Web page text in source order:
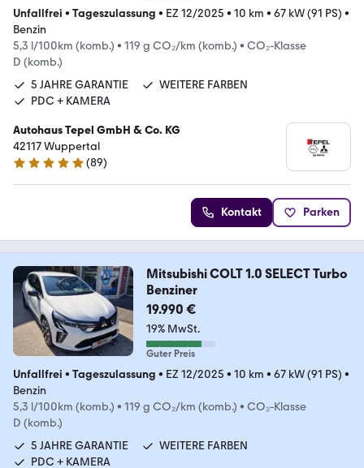
Unfallfrei • Tageszulassung • EZ 12/2025 • 10 km • 67 kW (91 PS) •
Benzin
5,3 l/100km (komb.) • 119 g CO₂/km (komb.) • CO₂-Klasse
D (komb.)
5 JAHRE GARANTIE
WEITERE FARBEN
PDC + KAMERA
Autohaus Tepel GmbH & Co. KG
42117 Wuppertal
4.8 Sterne
(89)
Kontakt Parken
Mitsubishi COLT 1.0 SELECT Turbo
Benziner
19.990 €
19% MwSt.
Guter Preis
Unfallfrei • Tageszulassung • EZ 12/2025 • 10 km • 67 kW (91 PS) •
Benzin
5,3 l/100km (komb.) • 119 g CO₂/km (komb.) • CO₂-Klasse
D (komb.)
5 JAHRE GARANTIE
WEITERE FARBEN
PDC + KAMERA